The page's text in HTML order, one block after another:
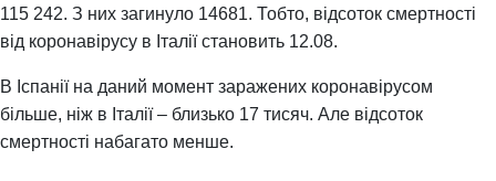
115 242. З них загинуло 14681. Тобто, відсоток смертності
від коронавірусу в Італії становить 12.08.
В Іспанії на даний момент заражених коронавірусом
більше, ніж в Італії – близько 17 тисяч. Але відсоток
смертності набагато менше.